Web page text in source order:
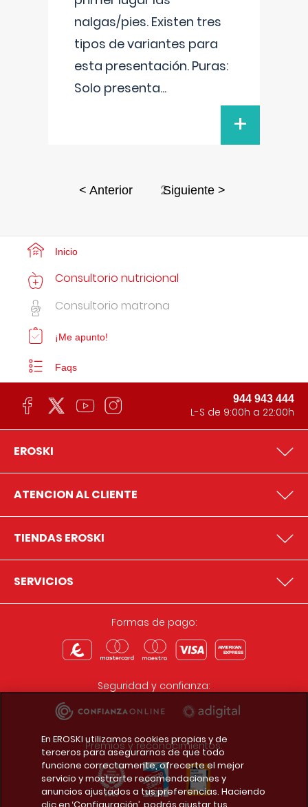
nalgas/pies. Existen tres
tipos de variantes para
esta presentación. Puras:
Solo presenta...
+
< Anterior 2Siguiente >
Inicio
Consultorio nutricional
Consultorio matrona
¡Me apunto!
Faqs
944 943 444
L-S de 9:00h a 22:00h
EROSKI
ATENCION AL CLIENTE
TIENDAS EROSKI
SERVICIOS
Formas de pago:
Seguridad y confianza:
Premios y reconocimientos:
En EROSKI utilizamos cookies propias y de
terceros para asegurarnos de que todo
funcione correctamente, ofrecerte el mejor
servicio y mostrarte recomendaciones y
anuncios ajustados a tus preferencias. Haciendo
clic en ‘Configuración’, podrás ajustar tus